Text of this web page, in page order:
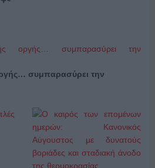
συμπαρασύρει την